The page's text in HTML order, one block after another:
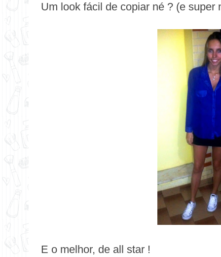
Um look fácil de copiar né ? (e super
E o melhor, de all star !